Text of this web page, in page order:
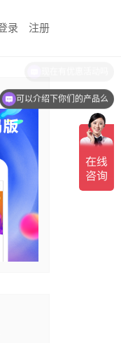
录 注册
可以介绍下你们的产品么